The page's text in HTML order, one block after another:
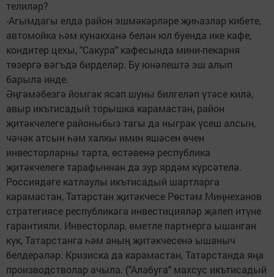
телиләр?
-Агымдагы елда район эшмәкәрләре җиһазлар кибете,
автомойка һәм кунакханә белән юл буенда ике кафе,
кондитер цехы, "Сакура" кафесында мини-пекарня
төзергә вәгъдә бирделәр. Бу юнәлештә эш алып
барыла инде.
Әңгәмәбезгә йомгак ясап шуны билгеләп үтәсе килә,
авыр икътисадый торышка карамастан, район
җитәкчелеге районыбыз тагы да ныграк үсеш алсын,
чәчәк атсын һәм халкы имин яшәсен өчен
инвесторларны тарта, өстәвенә республика
җитәкчелеге тарафыннан да зур ярдәм күрсәтелә.
Россиядәге катлаулы икътисадый шартларга
карамастан, Татарстан җитәкчесе Рөстәм Миңнеханов
стратегиясе республикага инвестицияләр җәлеп итүне
гарантияли. Инвесторлар, өметле партнерга ышанган
күк, Татарстанга һәм аның җитәкчесенә ышаныч
белдерәләр. Кризиска да карамастан, Татарстанда яңа
производстволар ачыла. ("Алабуга" махсус икътисадый